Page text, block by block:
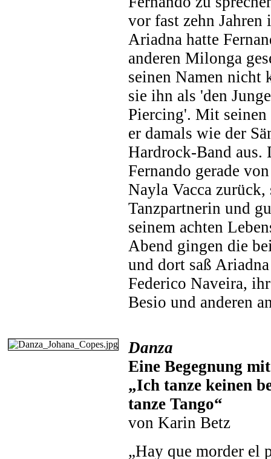
vor fast zehn Jahren
Ariadna hatte
anderen Milonga
seinen Namen nicht
sie ihn als 'den
Piercing'. Mit seinen
er damals wie der
Hardrock-Band aus.
Fernando gerade
Nayla Vacca
Tanzpartnerin und
seinem achten
Abend gingen die
und dort saß
Federico Naveira,
Besio und anderen
Danza
Eine Begegnung
„Ich tanze keinen
tanze Tango“
von Karin Betz
„Hay que morder el